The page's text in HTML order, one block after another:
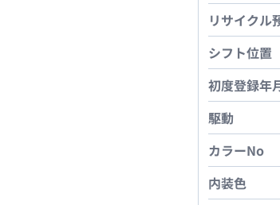
リサイクル
シフト位置
初度登録年
駆動
カラーNo
内装色